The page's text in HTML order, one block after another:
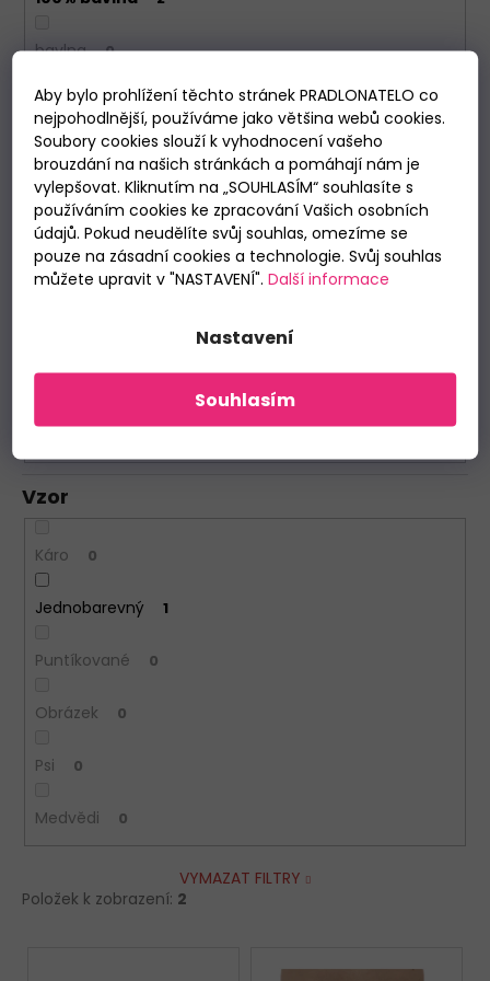
Aby bylo prohlížení těchto stránek PRADLONATELO co
nejpohodlnější, používáme jako většina webů cookies.
Soubory cookies slouží k vyhodnocení vašeho
brouzdání na našich stránkách a pomáhají nám je
vylepšovat. Kliknutím na „SOUHLASÍM“ souhlasíte s
používáním cookies ke zpracování Vašich osobních
údajů. Pokud neudělíte svůj souhlas, omezíme se
pouze na zásadní cookies a technologie. Svůj souhlas
můžete upravit v "NASTAVENÍ". Další informace
Nastavení
Souhlasím
bavlna 0
Výrobce
Andrie 0
Atlantic
Cornette 2
Lama
Represent
Vzor
Káro 0
Jednobarevný 1
Puntíkované 0
Obrázek 0
Psi 0
Medvědi 0
VYMAZAT FILTRY
Položek k zobrazení: 2